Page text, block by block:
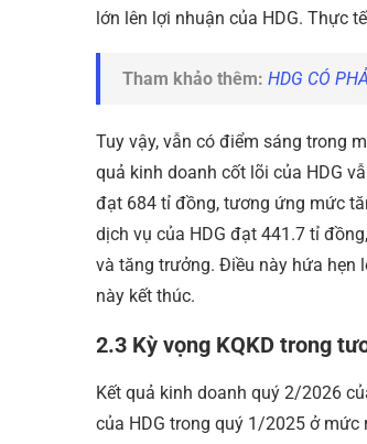
lớn lên lợi nhuận của HDG. Thực
Tham khảo thêm: HDG CÓ
Tuy vậy, vẫn có điểm sáng trong
quả kinh doanh cốt lõi của HDG
đạt 684 tỉ đồng, tương ứng mức
dịch vụ của HDG đạt 441.7 tỉ
và tăng trưởng. Điều này hứa hẹn
này kết thúc.
2.3 Kỳ vọng KQKD trong
Kết quả kinh doanh quý 2/2026
của HDG trong quý 1/2025 ở